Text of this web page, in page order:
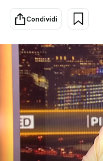
Sport
PODCAST
NEWSLETTER
I MIEI PREFERITI
Condividi